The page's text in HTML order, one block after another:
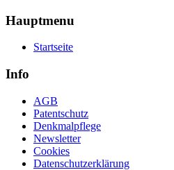
Hauptmenu
Startseite
Info
AGB
Patentschutz
Denkmalpflege
Newsletter
Cookies
Datenschutzerklärung